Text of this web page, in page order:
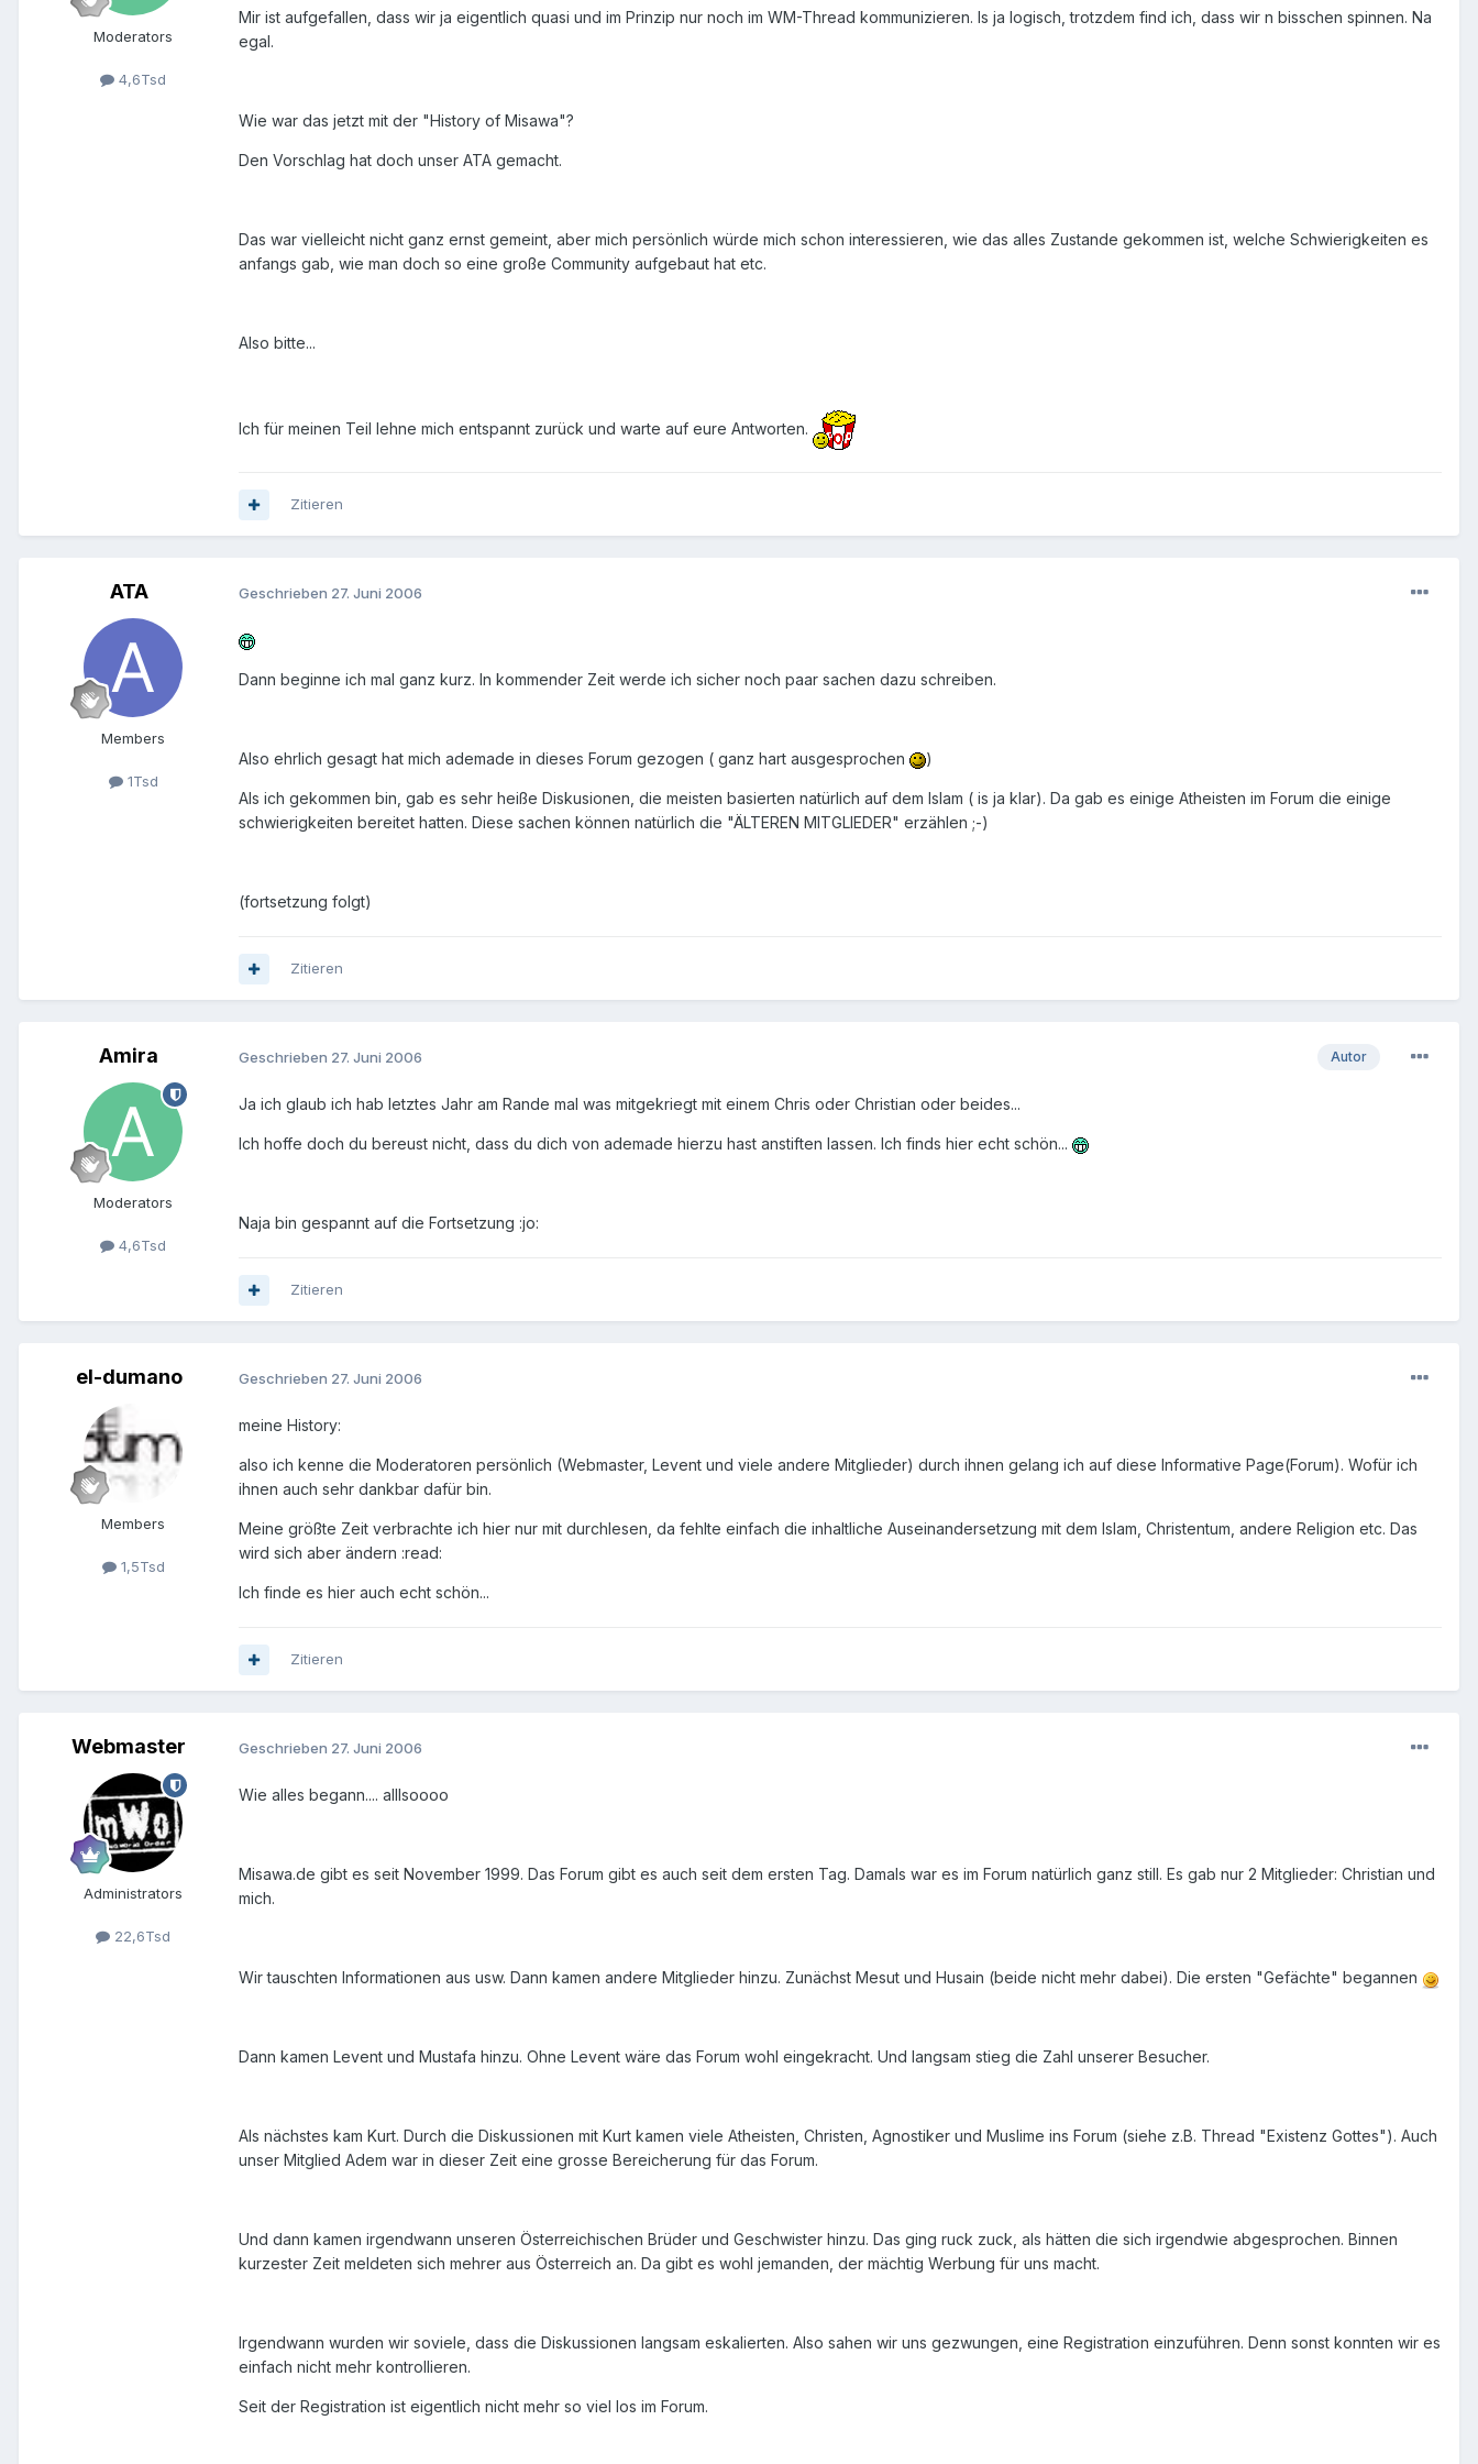
Moderators
4,6Tsd
Mir ist aufgefallen, dass wir ja eigentlich quasi und im Prinzip nur noch im WM-Thread kommunizieren. Is ja logisch, trotzdem find ich, dass wir n bisschen spinnen. Na
egal.
Wie war das jetzt mit der "History of Misawa"?
Den Vorschlag hat doch unser ATA gemacht.
Das war vielleicht nicht ganz ernst gemeint, aber mich persönlich würde mich schon interessieren, wie das alles Zustande gekommen ist, welche Schwierigkeiten es
anfangs gab, wie man doch so eine große Community aufgebaut hat etc.
Also bitte...
Ich für meinen Teil lehne mich entspannt zurück und warte auf eure Antworten.
Zitieren
ATA
Members
1Tsd
Geschrieben 27. Juni 2006
Dann beginne ich mal ganz kurz. In kommender Zeit werde ich sicher noch paar sachen dazu schreiben.
Also ehrlich gesagt hat mich ademade in dieses Forum gezogen ( ganz hart ausgesprochen )
Als ich gekommen bin, gab es sehr heiße Diskusionen, die meisten basierten natürlich auf dem Islam ( is ja klar). Da gab es einige Atheisten im Forum die einige
schwierigkeiten bereitet hatten. Diese sachen können natürlich die "ÄLTEREN MITGLIEDER" erzählen ;-)
(fortsetzung folgt)
Zitieren
Amira
Moderators
4,6Tsd
Autor
Geschrieben 27. Juni 2006
Ja ich glaub ich hab letztes Jahr am Rande mal was mitgekriegt mit einem Chris oder Christian oder beides...
Ich hoffe doch du bereust nicht, dass du dich von ademade hierzu hast anstiften lassen. Ich finds hier echt schön...
Naja bin gespannt auf die Fortsetzung :jo:
Zitieren
el-dumano
Members
1,5Tsd
Geschrieben 27. Juni 2006
meine History:
also ich kenne die Moderatoren persönlich (Webmaster, Levent und viele andere Mitglieder) durch ihnen gelang ich auf diese Informative Page(Forum). Wofür ich
ihnen auch sehr dankbar dafür bin.
Meine größte Zeit verbrachte ich hier nur mit durchlesen, da fehlte einfach die inhaltliche Auseinandersetzung mit dem Islam, Christentum, andere Religion etc. Das
wird sich aber ändern :read:
Ich finde es hier auch echt schön...
Zitieren
Webmaster
Administrators
22,6Tsd
Geschrieben 27. Juni 2006
Wie alles begann.... alllsoooo
Misawa.de gibt es seit November 1999. Das Forum gibt es auch seit dem ersten Tag. Damals war es im Forum natürlich ganz still. Es gab nur 2 Mitglieder: Christian und
mich.
Wir tauschten Informationen aus usw. Dann kamen andere Mitglieder hinzu. Zunächst Mesut und Husain (beide nicht mehr dabei). Die ersten "Gefächte" begannen
Dann kamen Levent und Mustafa hinzu. Ohne Levent wäre das Forum wohl eingekracht. Und langsam stieg die Zahl unserer Besucher.
Als nächstes kam Kurt. Durch die Diskussionen mit Kurt kamen viele Atheisten, Christen, Agnostiker und Muslime ins Forum (siehe z.B. Thread "Existenz Gottes"). Auch
unser Mitglied Adem war in dieser Zeit eine grosse Bereicherung für das Forum.
Und dann kamen irgendwann unseren Österreichischen Brüder und Geschwister hinzu. Das ging ruck zuck, als hätten die sich irgendwie abgesprochen. Binnen
kurzester Zeit meldeten sich mehrer aus Österreich an. Da gibt es wohl jemanden, der mächtig Werbung für uns macht.
Irgendwann wurden wir soviele, dass die Diskussionen langsam eskalierten. Also sahen wir uns gezwungen, eine Registration einzuführen. Denn sonst konnten wir es
einfach nicht mehr kontrollieren.
Seit der Registration ist eigentlich nicht mehr so viel los im Forum.